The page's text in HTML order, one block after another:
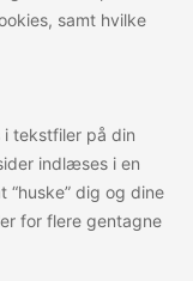
samt hvilke
i tekstfiler på din
indlæses i en
dig og dine
for flere gentagne